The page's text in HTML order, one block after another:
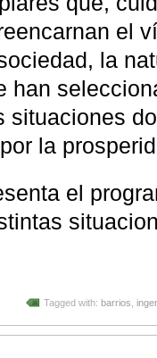
el
la
han
situaciones
la
el
Tagged with: barrios